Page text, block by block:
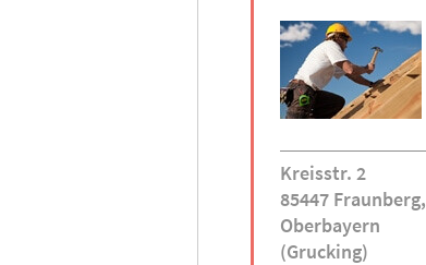
Kreisstr. 2
85447 Fraunberg,
Oberbayern
(Grucking)